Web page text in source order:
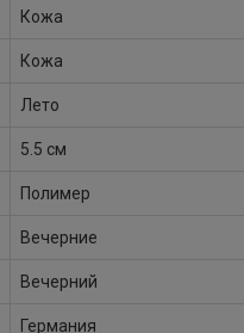
Кожа
Кожа
Лето
5.5 см
Полимер
Вечерние
Вечерний
Германия